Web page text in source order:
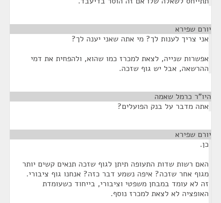
יורם שפירא
אני צריך לענות לך? מי אתה שאני יענה לך?
אפשרות שנייה, לצאת למכרז כמו שהוא, ולהפחית את דמי
ההרשאה, אבל יש גוף שזכה.
היו"ר כרמל שאמה
אתה מדבר על בנק הפועלים?
יורם שפירא
כן.
האם רשות שדות התעופה תיתן לגוף שזכה תנאים קשים יותר
מגוף אחר שזכה? איפה נשמע דבר כזה? אנחנו גוף ציבורי.
זה לא עומד במבחן משפטי וציבורי, בייחוד כשעומדת
האופציה לא לצאת למכרז נוסף.